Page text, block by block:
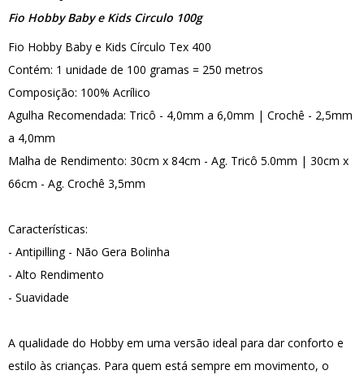
Fio Hobby Baby e Kids Circulo 100g
Fio Hobby Baby e Kids Círculo Tex 400
Contém: 1 unidade de 100 gramas = 250 metros
Composição: 100% Acrílico
Agulha Recomendada: Tricô - 4,0mm a 6,0mm | Crochê - 2,5mm
a 4,0mm
Malha de Rendimento: 30cm x 84cm - Ag. Tricô 5.0mm | 30cm x
66cm - Ag. Crochê 3,5mm
Características:
- Antipilling - Não Gera Bolinha
- Alto Rendimento
- Suavidade
A qualidade do Hobby em uma versão ideal para dar conforto e
estilo às crianças. Para quem está sempre em movimento, o